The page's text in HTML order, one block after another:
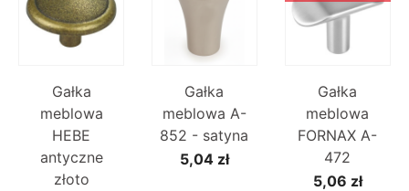
Gałka
meblowa
HEBE
antyczne
złoto
Gałka
meblowa A-
852 - satyna
5,04 zł
Gałka
meblowa
FORNAX A-
472
5,06 zł